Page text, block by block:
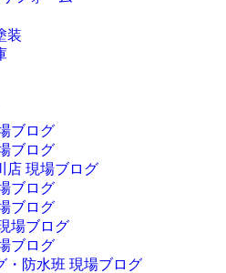
装
ブログ
ブログ
店 現場ブログ
ブログ
ブログ
場ブログ
ブログ
・防水班 現場ブログ